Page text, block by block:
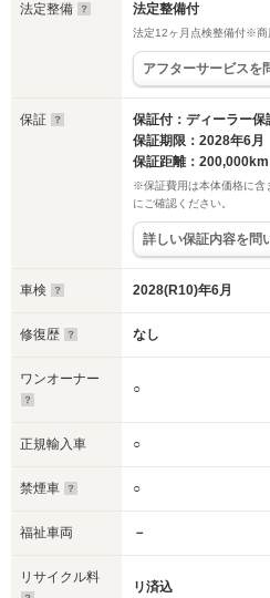
法定整備 法定整備付
法定12ヶ月点検整備付※商
アフターサービスを
保証
保証付：ディーラー保
保証期限：2028年6月
保証距離：200,000km
※保証費用は本体価格に含
にご確認ください。
詳しい保証内容を問
車検 2028(R10)年6月
修復歴 なし
ワンオーナー
○
正規輸入車 ○
禁煙車 ○
福祉車両 －
リサイクル料
リ済込